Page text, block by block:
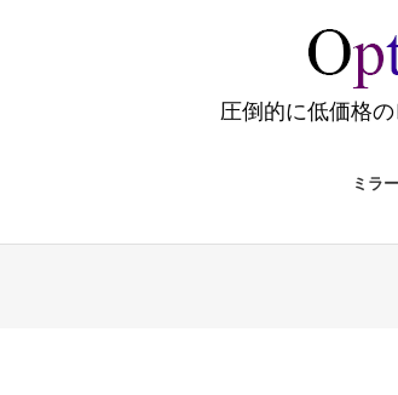
圧倒的に低価格
ミラ